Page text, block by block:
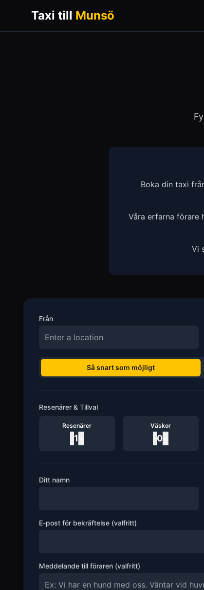
Taxi till Munsö
Boka din taxi
Våra erfarna förare
Vi
Från
Så snart som möjligt
Resenärer & Tillval
Resenärer
1
Väskor
0
Ditt namn
E-post för bekräftelse (valfritt)
Meddelande till föraren (valfritt)